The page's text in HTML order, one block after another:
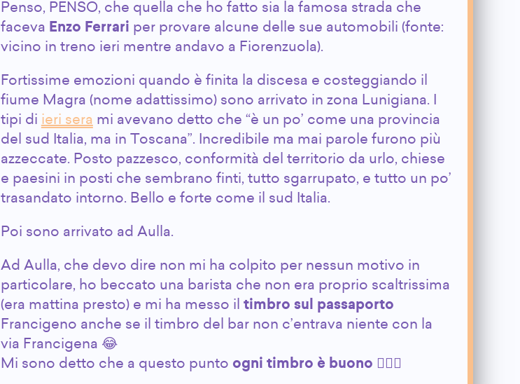
Penso, PENSO, che quella che ho fatto sia la famosa strada che
faceva Enzo Ferrari per provare alcune delle sue automobili (fonte:
vicino in treno ieri mentre andavo a Fiorenzuola).
Fortissime emozioni quando è finita la discesa e costeggiando il
fiume Magra (nome adattissimo) sono arrivato in zona Lunigiana. I
tipi di ieri sera mi avevano detto che “è un po’ come una provincia
del sud Italia, ma in Toscana”. Incredibile ma mai parole furono più
azzeccate. Posto pazzesco, conformità del territorio da urlo, chiese
e paesini in posti che sembrano finti, tutto sgarrupato, e tutto un po’
trasandato intorno. Bello e forte come il sud Italia.
Poi sono arrivato ad Aulla.
Ad Aulla, che devo dire non mi ha colpito per nessun motivo in
particolare, ho beccato una barista che non era proprio scaltrissima
(era mattina presto) e mi ha messo il timbro sul passaporto
Francigeno anche se il timbro del bar non c’entrava niente con la
via Francigena 😂
Mi sono detto che a questo punto ogni timbro è buono 🤷🏻‍♂️